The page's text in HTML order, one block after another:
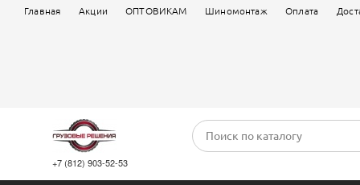
Главная Акции ОПТОВИКАМ Шиномонтаж Оплата
+7 (812) 903-52-53
Accuride Normaks
Nokian Noktop Bandamatic